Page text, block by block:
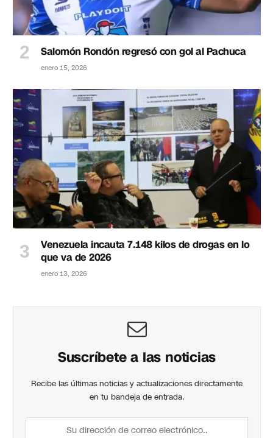
Salomón Rondón regresó con gol al Pachuca
enero 15, 2026
Venezuela incauta 7.148 kilos de drogas en lo
que va de 2026
enero 13, 2026
Suscríbete a las noticias
Recibe las últimas noticias y actualizaciones directamente
en tu bandeja de entrada.